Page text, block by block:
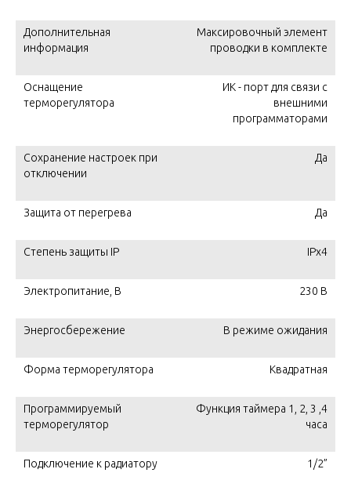
Дополнительная
информация
Максировочный элемент
проводки в комплекте
Оснащение
терморегулятора
ИК - порт для связи с
внешними
программаторами
Сохранение настроек при
отключении
Да
Защита от перегрева Да
Степень защиты IP IPx4
Электропитание, В 230 В
Энергосбережение В режиме ожидания
Форма терморегулятора Квадратная
Программируемый
терморегулятор
Функция таймера 1, 2, 3 ,4
часа
Подключение к радиатору 1/2”